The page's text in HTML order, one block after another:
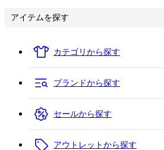
アイテムを探す
カテゴリから探す
ブランドから探す
セールから探す
アウトレットから探す